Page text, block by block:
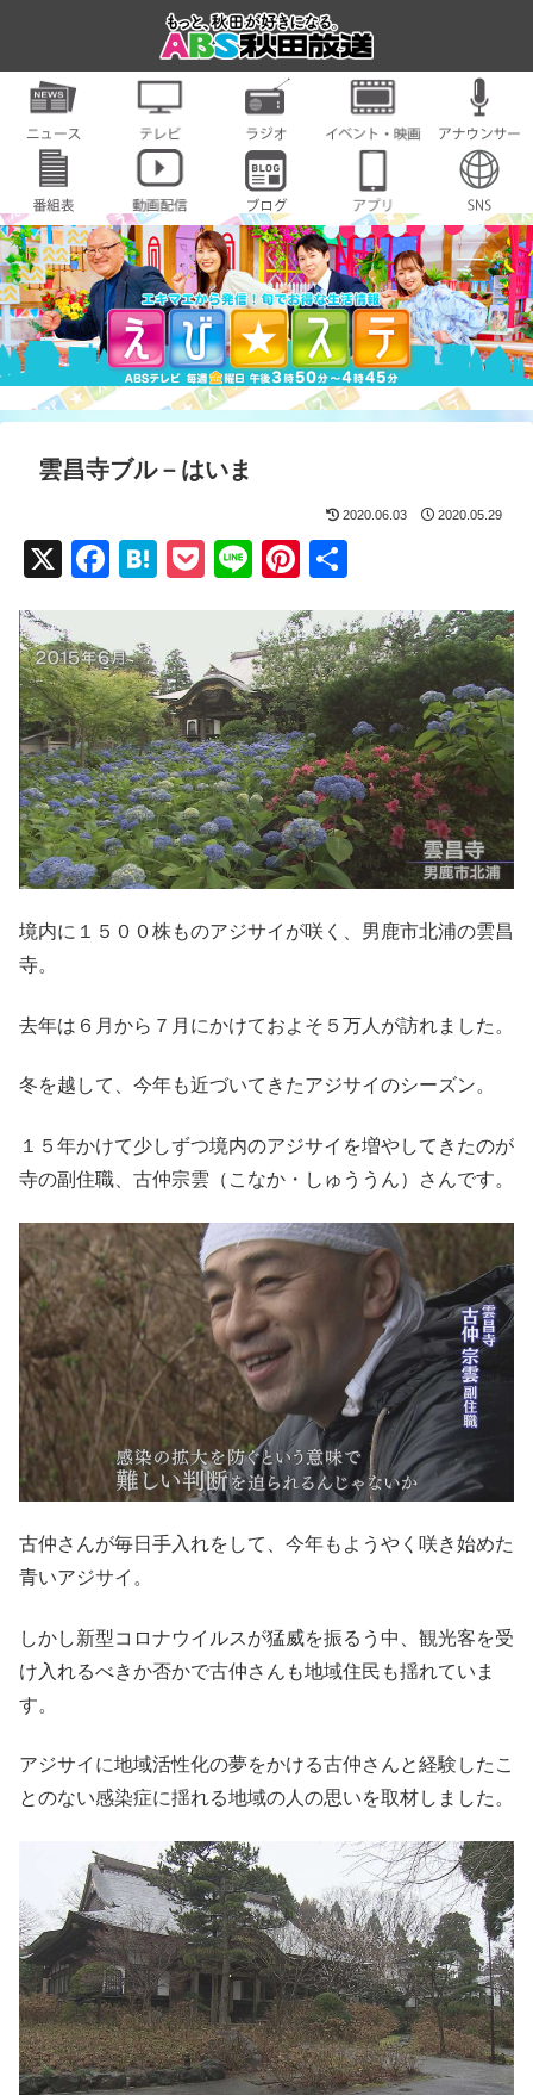
雲昌寺ブル－はいま
2020.06.03 2020.05.29
X
F
e
b
o
o
k
H
n
a
P
et
Li
e
Pi
er
e
st
境内に１５００株ものアジサイが咲く、男鹿市北浦の雲昌
寺。
去年は６月から７月にかけておよそ５万人が訪れました。
冬を越して、今年も近づいてきたアジサイのシーズン。
１５年かけて少しずつ境内のアジサイを増やしてきたのが
寺の副住職、古仲宗雲（こなか・しゅううん）さんです。
古仲さんが毎日手入れをして、今年もようやく咲き始めた
青いアジサイ。
しかし新型コロナウイルスが猛威を振るう中、観光客を受
け入れるべきか否かで古仲さんも地域住民も揺れていま
す。
アジサイに地域活性化の夢をかける古仲さんと経験したこ
とのない感染症に揺れる地域の人の思いを取材しました。